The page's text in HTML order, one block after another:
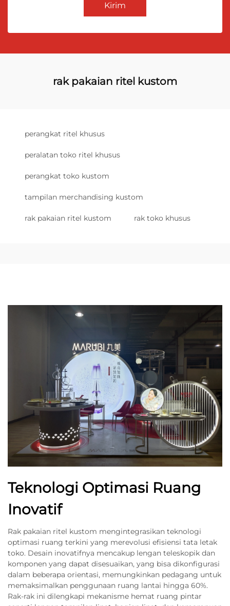
Kirim
rak pakaian ritel kustom
perangkat ritel khusus
peralatan toko ritel khusus
perangkat toko kustom
tampilan merchandising kustom
rak pakaian ritel kustom rak toko khusus
Teknologi Optimasi Ruang
Inovatif
Rak pakaian ritel kustom mengintegrasikan teknologi
optimasi ruang terkini yang merevolusi efisiensi tata letak
toko. Desain inovatifnya mencakup lengan teleskopik dan
komponen yang dapat disesuaikan, yang bisa dikonfigurasi
dalam beberapa orientasi, memungkinkan pedagang untuk
memaksimalkan penggunaan ruang lantai hingga 60%.
Rak-rak ini dilengkapi mekanisme hemat ruang pintar